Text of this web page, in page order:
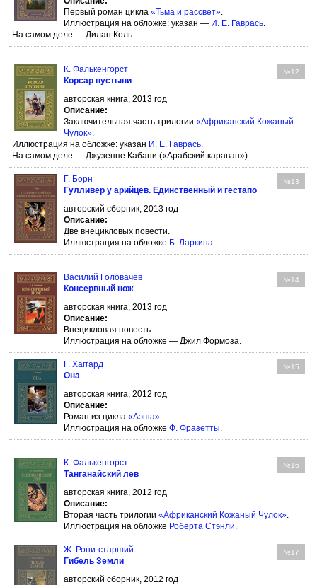
Первый роман цикла «Тьма и рассвет».
Иллюстрация на обложке: указан — И. Е. Гаврась.
На самом деле — Дилан Коль.
К. Фалькенгорст №12
Корсар пустыни
авторская книга, 2013 год
Описание:
Заключительная часть трилогии «Африканский Кожаный
Чулок».
Иллюстрация на обложке: указан И. Е. Гаврась.
На самом деле — Джузеппе Кабани («Арабский караван»).
Г. Борн №13
Гулливер у арийцев. Единственный и гестапо
авторский сборник, 2013 год
Описание:
Две внецикловых повести.
Иллюстрация на обложке Б. Ларкина.
Василий Головачёв №14
Консервный нож
авторская книга, 2013 год
Описание:
Внецикловая повесть.
Иллюстрация на обложке — Джил Формоза.
Г. Хаггард №15
Она
авторская книга, 2012 год
Описание:
Роман из цикла «Аэша».
Иллюстрация на обложке Ф. Фразетты.
К. Фалькенгорст №16
Танганайский лев
авторская книга, 2012 год
Описание:
Вторая часть трилогии «Африканский Кожаный Чулок».
Иллюстрация на обложке Роберта Стэнли.
Ж. Рони-старший №17
Гибель Земли
авторский сборник, 2012 год